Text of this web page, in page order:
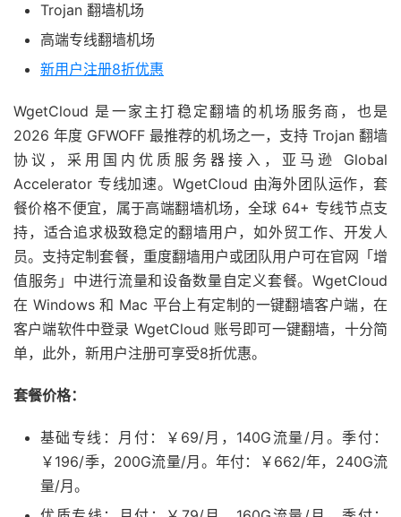
Trojan 翻墙机场
高端专线翻墙机场
新用户注册8折优惠
WgetCloud 是一家主打稳定翻墙的机场服务商，也是
2026 年度 GFWOFF 最推荐的机场之一，支持 Trojan 翻墙
协议，采用国内优质服务器接入，亚马逊 Global
Accelerator 专线加速。WgetCloud 由海外团队运作，套
餐价格不便宜，属于高端翻墙机场，全球 64+ 专线节点支
持，适合追求极致稳定的翻墙用户，如外贸工作、开发人
员。支持定制套餐，重度翻墙用户或团队用户可在官网「增
值服务」中进行流量和设备数量自定义套餐。WgetCloud
在 Windows 和 Mac 平台上有定制的一键翻墙客户端，在
客户端软件中登录 WgetCloud 账号即可一键翻墙，十分简
单，此外，新用户注册可享受8折优惠。
套餐价格：
基础专线：月付：￥69/月，140G流量/月。季付：
￥196/季，200G流量/月。年付：￥662/年，240G流
量/月。